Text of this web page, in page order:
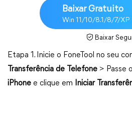
Baixar Gratuito
Win 11/10/8.1/8/7/XP
Baixar
Etapa 1. Inicie o FoneTool no seu
Transferência de Telefone > Passe
iPhone e clique em Iniciar